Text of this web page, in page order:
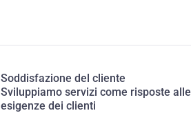
Soddisfazione del cliente
Sviluppiamo servizi come risposte alle
esigenze dei clienti